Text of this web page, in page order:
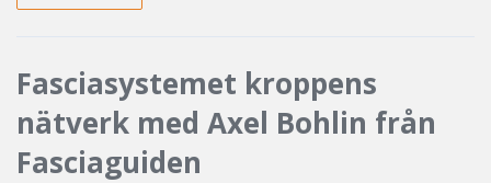
Fasciasystemet kroppens
nätverk med Axel Bohlin från
Fasciaguiden